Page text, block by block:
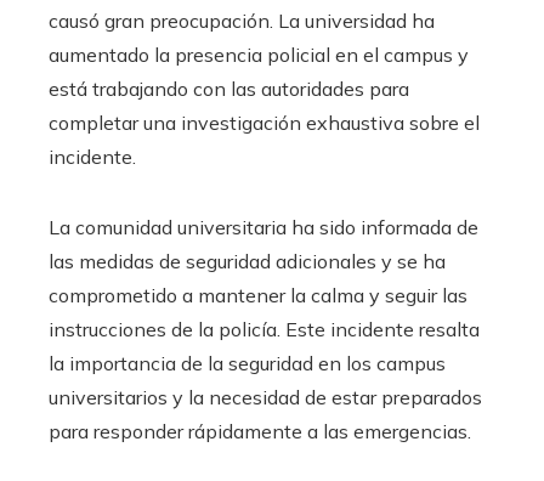
causó gran preocupación. La universidad ha
aumentado la presencia policial en el campus y
está trabajando con las autoridades para
completar una investigación exhaustiva sobre el
incidente.
La comunidad universitaria ha sido informada de
las medidas de seguridad adicionales y se ha
comprometido a mantener la calma y seguir las
instrucciones de la policía. Este incidente resalta
la importancia de la seguridad en los campus
universitarios y la necesidad de estar preparados
para responder rápidamente a las emergencias.